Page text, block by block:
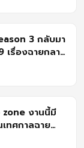
3 กลับมา
รื่องฉายกลาง
งานนี้มี
ทศกาลฉาย